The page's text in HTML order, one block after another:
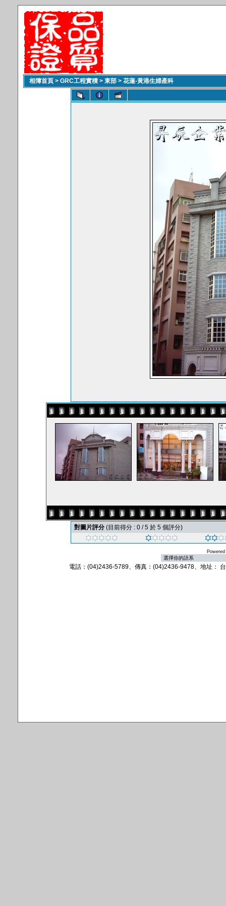
相簿首頁 > GRC工程實積 > 東部 > 花蓮-黃港生婦產科
對圖片評分 (目前得分 : 0 / 5 於 5 個評分)
電話：(04)2436-5789、傳真：(04)2436-9478、地址：